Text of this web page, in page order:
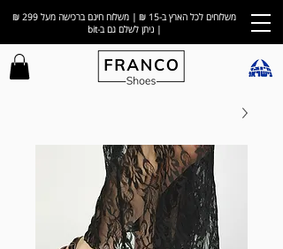
משלוחים לכל הארץ ב-15 ₪ | משלוח חינם ברכישה מעל 299 ₪
| ניתן לשלם גם ב-bit